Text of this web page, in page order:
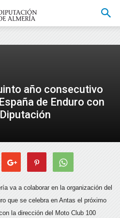
año consecutivo
de Enduro con
va a colaborar en la organización del
que se celebra en Antas el próximo
la dirección del Moto Club 100